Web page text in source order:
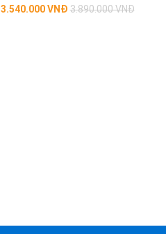
3.540.000 VNĐRegular
3.890.000 VNĐ